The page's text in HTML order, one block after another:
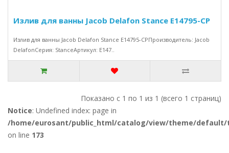
Излив для ванны Jacob Delafon Stance E14795-CP
Излив для ванны Jacob Delafon Stance E14795-CPПроизводитель: Jacob
DelafonСерия: StanceАртикул: E147..
Показано с 1 по 1 из 1 (всего 1 страниц)
Notice: Undefined index: page in
/home/eurosant/public_html/catalog/view/theme/
on line 173